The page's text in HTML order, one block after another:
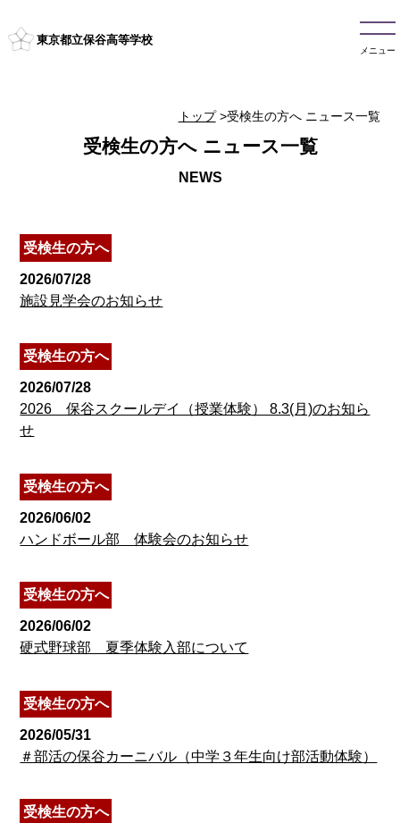
東京都立保谷高等学校
メニュー
トップ>受検生の方へ ニュース一覧
受検生の方へ ニュース一覧
受検生の方へ
2026/07/28
施設見学会のお知らせ
受検生の方へ
2026/07/28
2026 保谷スクールデイ（授業体験） 8.3(月)のお知ら
せ
受検生の方へ
2026/06/02
ハンドボール部 体験会のお知らせ
受検生の方へ
2026/06/02
硬式野球部 夏季体験入部について
受検生の方へ
2026/05/31
＃部活の保谷カーニバル（中学３年生向け部活動体験）
受検生の方へ